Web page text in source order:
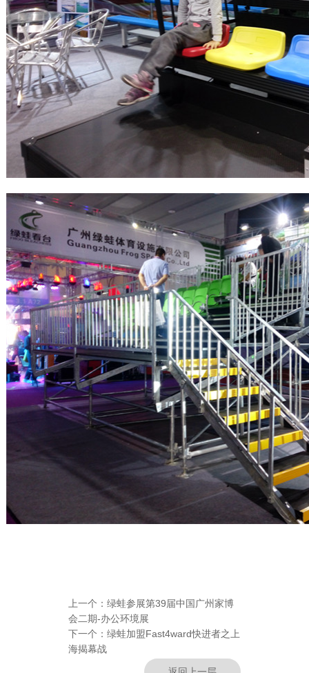
上一个： 绿蛙参展第39届中国广州家博
会二期-办公环境展
下一个： 绿蛙加盟Fast4ward快进者之上
海揭幕战